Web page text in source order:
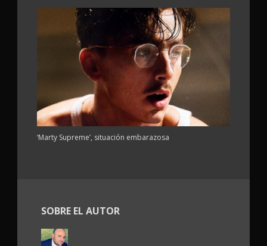
‘Marty Supreme’, situación embarazosa
SOBRE EL AUTOR